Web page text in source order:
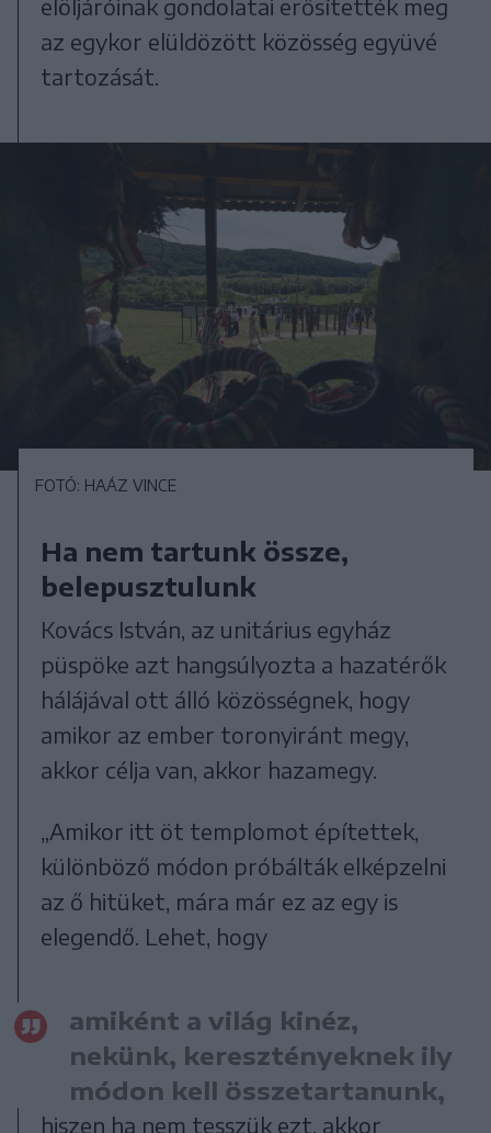
elöljáróinak gondolatai erősítették meg
az egykor elüldözött közösség együvé
tartozását.
FOTÓ: HAÁZ VINCE
Ha nem tartunk össze,
belepusztulunk
Kovács István, az unitárius egyház
püspöke azt hangsúlyozta a hazatérők
hálájával ott álló közösségnek, hogy
amikor az ember toronyiránt megy,
akkor célja van, akkor hazamegy.
„Amikor itt öt templomot építettek,
különböző módon próbálták elképzelni
az ő hitüket, mára már ez az egy is
elegendő. Lehet, hogy
amiként a világ kinéz,
nekünk, keresztényeknek ily
módon kell összetartanunk,
hiszen ha nem tesszük ezt, akkor